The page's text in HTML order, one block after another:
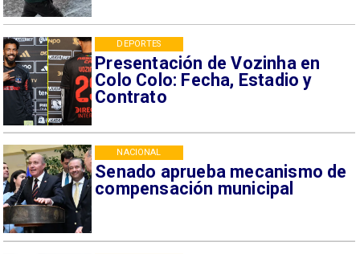
Presentación de Vozinha en
Colo Colo: Fecha, Estadio y
Contrato
DEPORTES
Senado aprueba mecanismo de
compensación municipal
NACIONAL